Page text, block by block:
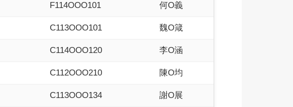
F114OOO101 何O義
C113OOO101 魏O箴
C114OOO120 李O涵
C112OOO210 陳O均
C113OOO134 謝O展